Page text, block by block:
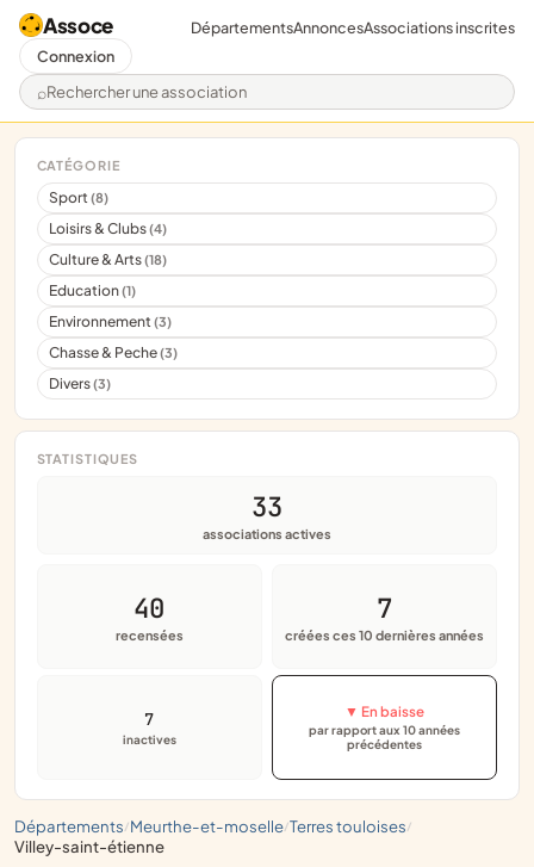
Assoce
Rechercher une association
DépartementsAnnoncesAssociations inscrites
Connexion
départements/ meurthe-et-moselle/ terres touloises/
villey-saint-étienne
CATÉGORIE
Sport(8)
Loisirs & Clubs(4)
Culture & Arts(18)
Education(1)
Environnement(3)
Chasse & Peche(3)
Divers(3)
STATISTIQUES
33
associations actives
40
recensées
7
créées ces 10 dernières années
7
inactives
▼ En baisse
par rapport aux 10 années
précédentes